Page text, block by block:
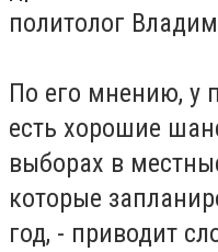
политолог
По его мнению, у
есть хорошие
выборах в
которые
год, - приводит